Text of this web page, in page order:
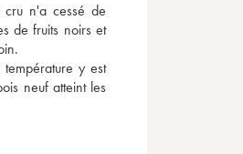
cru n'a cessé de
de fruits noirs et
y est
neuf atteint les